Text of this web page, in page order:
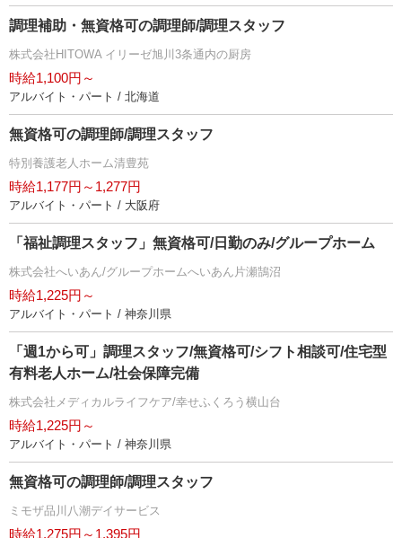
調理補助・無資格可の調理師/調理スタッフ
株式会社HITOWA イリーゼ旭川3条通内の厨房
時給1,100円～
アルバイト・パート / 北海道
無資格可の調理師/調理スタッフ
特別養護老人ホーム清豊苑
時給1,177円～1,277円
アルバイト・パート / 大阪府
「福祉調理スタッフ」無資格可/日勤のみ/グループホーム
株式会社へいあん/グループホームへいあん片瀬鵠沼
時給1,225円～
アルバイト・パート / 神奈川県
「週1から可」調理スタッフ/無資格可/シフト相談可/住宅型
有料老人ホーム/社会保障完備
株式会社メディカルライフケア/幸せふくろう横山台
時給1,225円～
アルバイト・パート / 神奈川県
無資格可の調理師/調理スタッフ
ミモザ品川八潮デイサービス
時給1,275円～1,395円